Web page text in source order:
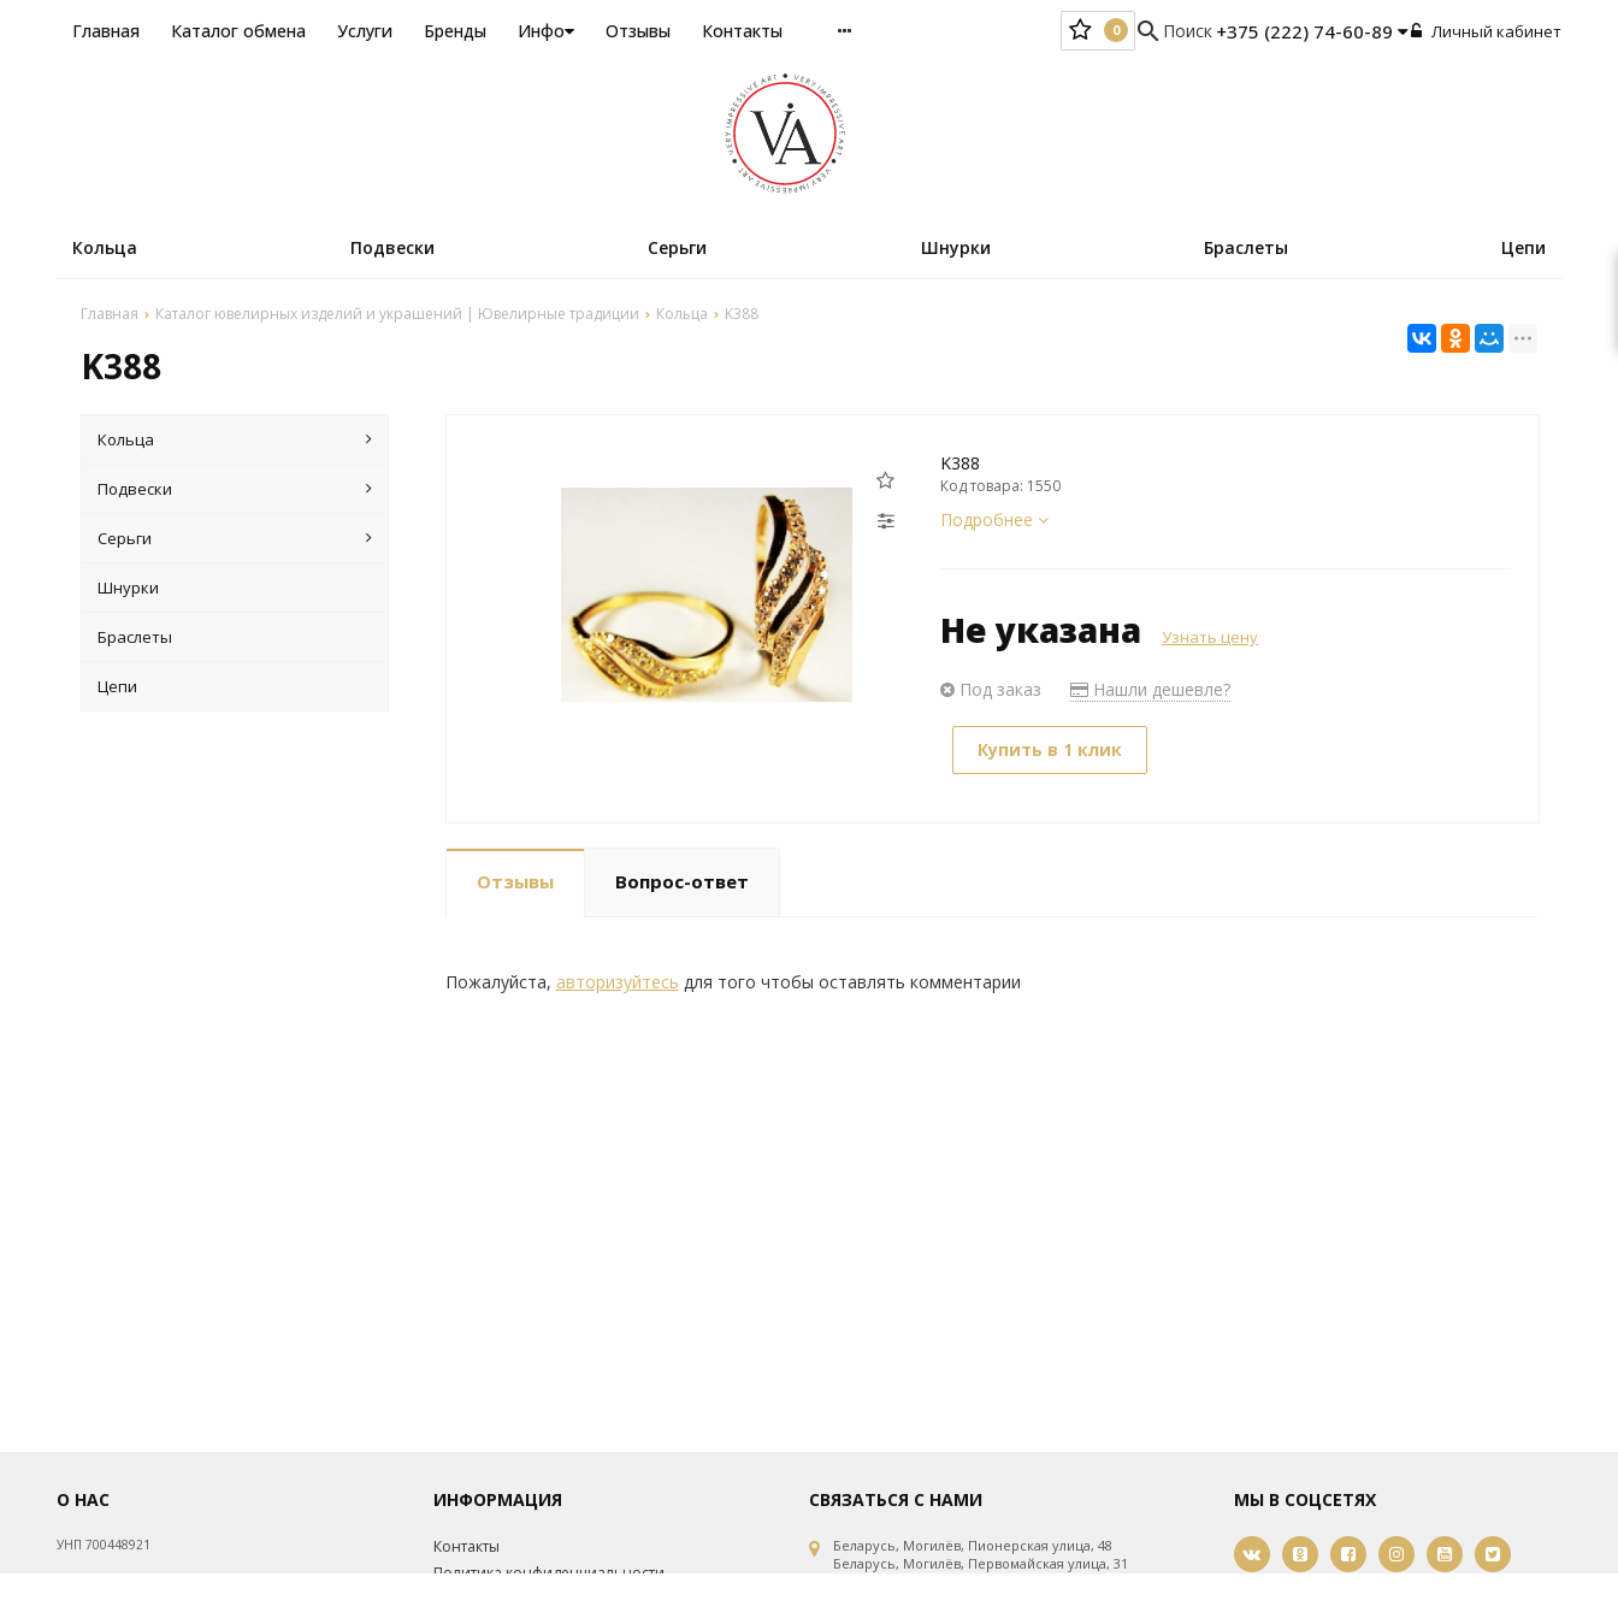
Главная Каталог обмена Услуги Бренды Инфо Отзывы Контакты
0
search Поиск +375 (222) 74-60-89 Личный кабинет
Кольца Подвески Серьги Шнурки Браслеты Цепи
Главная Каталог ювелирных изделий и украшений | Ювелирные традиции Кольца K388
K388
Кольца
Подвески
Серьги
Шнурки
Браслеты
Цепи
K388
Код товара: 1550
Подробнее
Не указана Узнать цену
Под заказ Нашли дешевле?
Купить в 1 клик
Отзывы Вопрос-ответ
Пожалуйста, авторизуйтесь для того чтобы оставлять комментарии
О НАС
УНП 700448921
ИНФОРМАЦИЯ
Контакты
Политика конфиденциальности
СВЯЗАТЬСЯ С НАМИ
Беларусь, Могилёв, Пионерская улица, 48
Беларусь, Могилёв, Первомайская улица, 31
МЫ В СОЦСЕТЯХ